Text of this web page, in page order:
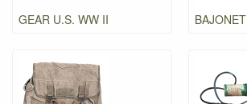
GEAR U.S. WW II BAJONET